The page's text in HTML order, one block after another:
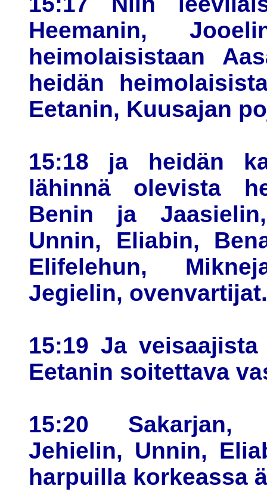
Heemanin,
heimolaisistaan
heidän
Eetanin, Kuusajan
15:18 ja heidän
lähinnä olevista
Benin ja
Unnin, Eliabin,
Elifelehun,
Jegielin, ovenvartijat.
15:19 Ja
Eetanin soitettava
15:20 Sakarjan,
Jehielin, Unnin,
harpuilla korkeassa